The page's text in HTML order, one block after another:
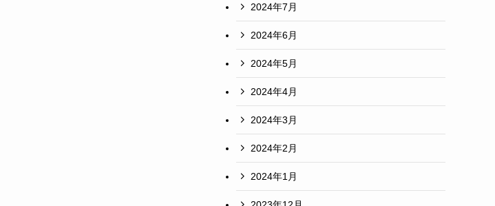
2024年7月
2024年6月
2024年5月
2024年4月
2024年3月
2024年2月
2024年1月